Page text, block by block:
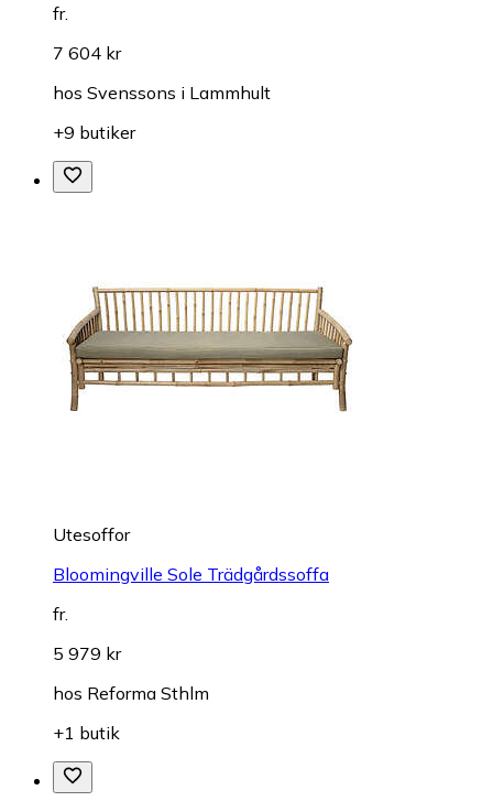
fr.
7 604 kr
hos Svenssons i Lammhult
+9 butiker
Utesoffor
Bloomingville Sole Trädgårdssoffa
fr.
5 979 kr
hos Reforma Sthlm
+1 butik